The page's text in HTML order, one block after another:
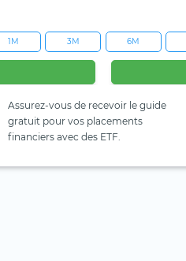
1M 3M 6M
Assurez-vous de recevoir le guide
gratuit pour vos placements
financiers avec des ETF.